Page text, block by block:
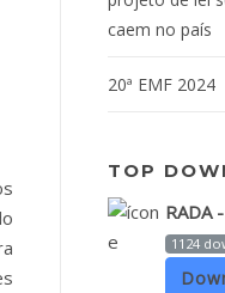
caem no país
20ª EMF 2024
TOP
RADA
1124